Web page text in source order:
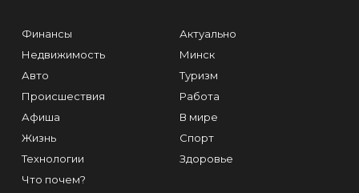
Финансы
Недвижимость
Авто
Происшествия
Афиша
Жизнь
Технологии
Что почем?
Актуально
Минск
Туризм
Работа
В мире
Спорт
Здоровье